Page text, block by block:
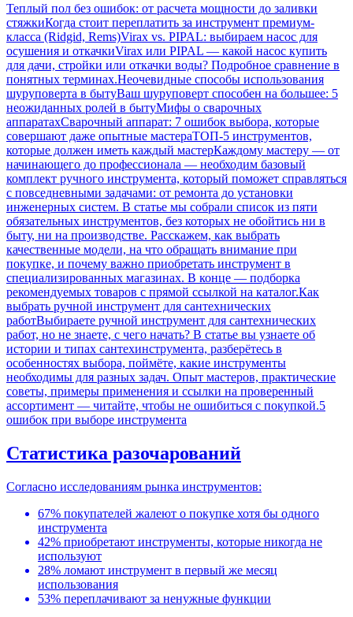
Теплый пол без ошибок: от расчета мощности до заливки
стяжкиКогда стоит переплатить за инструмент премиум-
класса (Ridgid, Rems)Virax vs. PIPAL: выбираем насос для
осушения и откачкиVirax или PIPAL — какой насос купить
для дачи, стройки или откачки воды? Подробное сравнение в
понятных терминах.Неочевидные способы использования
шуруповерта в бытуВаш шуруповерт способен на большее: 5
неожиданных ролей в бытуМифы о сварочных
аппаратахСварочный аппарат: 7 ошибок выбора, которые
совершают даже опытные мастераТОП-5 инструментов,
которые должен иметь каждый мастерКаждому мастеру — от
начинающего до профессионала — необходим базовый
комплект ручного инструмента, который поможет справляться
с повседневными задачами: от ремонта до установки
инженерных систем. В статье мы собрали список из пяти
обязательных инструментов, без которых не обойтись ни в
быту, ни на производстве. Расскажем, как выбрать
качественные модели, на что обращать внимание при
покупке, и почему важно приобретать инструмент в
специализированных магазинах. В конце — подборка
рекомендуемых товаров с прямой ссылкой на каталог.Как
выбрать ручной инструмент для сантехнических
работВыбираете ручной инструмент для сантехнических
работ, но не знаете, с чего начать? В статье вы узнаете об
истории и типах сантехинструмента, разберётесь в
особенностях выбора, поймёте, какие инструменты
необходимы для разных задач. Опыт мастеров, практические
советы, примеры применения и ссылки на проверенный
ассортимент — читайте, чтобы не ошибиться с покупкой.5
ошибок при выборе инструмента
Статистика разочарований
Согласно исследованиям рынка инструментов:
67% покупателей жалеют о покупке хотя бы одного
инструмента
42% приобретают инструменты, которые никогда не
используют
28% ломают инструмент в первый же месяц
использования
53% переплачивают за ненужные функции